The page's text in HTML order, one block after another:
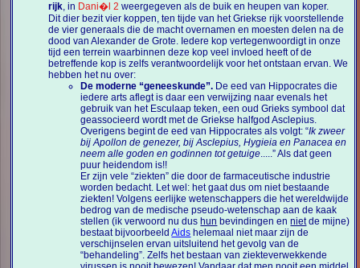
rijk, in Dani�l 2 weergegeven als de buik en heupen van koper.
Dit dier bezit vier koppen, ten tijde van het Griekse rijk voorstellende
de vier generaals die de macht overnamen en moesten delen na de
dood van Alexander de Grote. Iedere kop vertegenwoordigt in onze
tijd een terrein waarbinnen deze kop veel invloed heeft of de
betreffende kop is zelfs verantwoordelijk voor het ontstaan ervan. We
hebben het nu over:
De moderne “geneeskunde”. De eed van Hippocrates die
iedere arts aflegt is daar een verwijzing naar evenals het
gebruik van het Esculaap teken, een oud Grieks symbool dat
geassocieerd wordt met de Griekse halfgod Asclepius.
Overigens begint de eed van Hippocrates als volgt: “Ik zweer
bij Apollon de genezer, bij Asclepius, Hygieia en Panacea en
neem alle goden en godinnen tot getuige.....” Als dat geen
puur heidendom is!!
Er zijn vele “ziekten” die door de farmaceutische industrie
worden bedacht. Let wel: het gaat dus om niet bestaande
ziekten! Volgens eerlijke wetenschappers die het wereldwijde
bedrog van de medische pseudo-wetenschap aan de kaak
stellen (ik verwoord nu dus hun bevindingen ennietde mijne)
bestaat bijvoorbeeldAids helemaal niet maar zijn de
verschijnselen ervan uitsluitend het gevolg van de
“behandeling”. Zelfs het bestaan van ziekteverwekkende